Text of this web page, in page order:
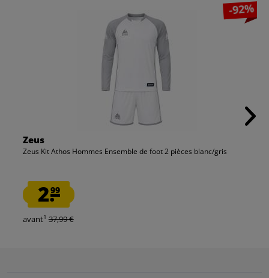
-92%
Zeus
Zeus Kit Athos Hommes Ensemble de foot 2 pièces blanc/gris
2.99
avant1 37,99 €